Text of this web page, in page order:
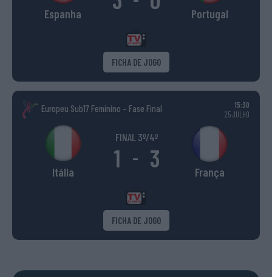
Espanha Portugal
FICHA DE JOGO
Europeu Sub17 Feminino – Fase Final
15:30
25 JULHO
Itália
FINAL 3º/4º
1 - 3 França
FICHA DE JOGO